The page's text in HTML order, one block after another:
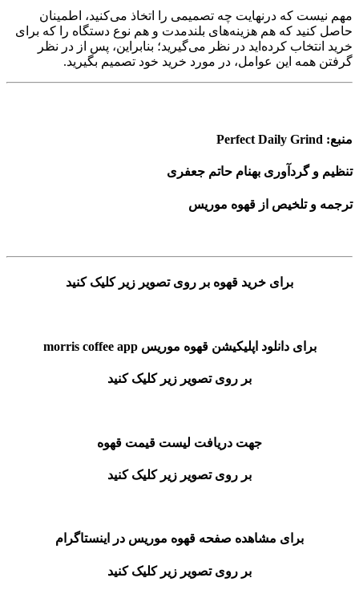
مهم نیست که درنهایت چه تصمیمی را اتخاذ می‌کنید، اطمینان
حاصل کنید که هم هزینه‌های بلندمدت و هم نوع دستگاه را که برای
خرید انتخاب کرده‌اید در نظر می‌گیرید؛ بنابراین، پس از در نظر
گرفتن همه این عوامل، در مورد خرید خود تصمیم بگیرید.
منبع: Perfect Daily Grind
تنظیم و گردآوری بهنام حاتم جعفری
ترجمه و تلخیص از قهوه موریس
برای خرید قهوه بر روی تصویر زیر کلیک کنید
برای دانلود اپلیکیشن قهوه موریس morris coffee app
بر روی تصویر زیر کلیک کنید
جهت دریافت لیست قیمت قهوه
بر روی تصویر زیر کلیک کنید
برای مشاهده صفحه قهوه موریس در اینستاگرام
بر روی تصویر زیر کلیک کنید